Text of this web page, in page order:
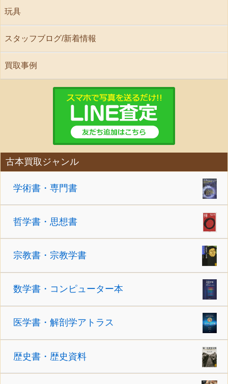
玩具
スタッフブログ/新着情報
買取事例
古本買取ジャンル
学術書・専門書
哲学書・思想書
宗教書・宗教学書
数学書・コンピューター本
医学書・解剖学アトラス
歴史書・歴史資料